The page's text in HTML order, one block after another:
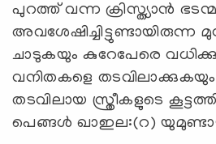
പുറത്ത് വന്ന ക്രിസ്ത്യാന്‍
അവശേഷിച്ചിട്ടുണ്ടായിരുന്ന
ചാടുകയും കുറേപേരെ
വനിതകളെ
തടവിലായ സ്ത്രീകളുടെ
പെങ്ങള്‍ ഖാഇല:(റ)